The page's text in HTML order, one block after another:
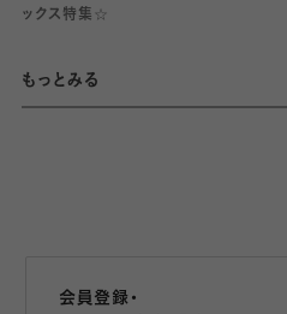
ックス特集☆
もっとみる
会員登録・